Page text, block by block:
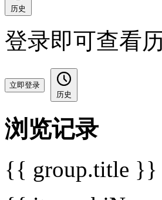
历史
登录即可查看
立即登录
历史
浏览记录
{{ group.title }}